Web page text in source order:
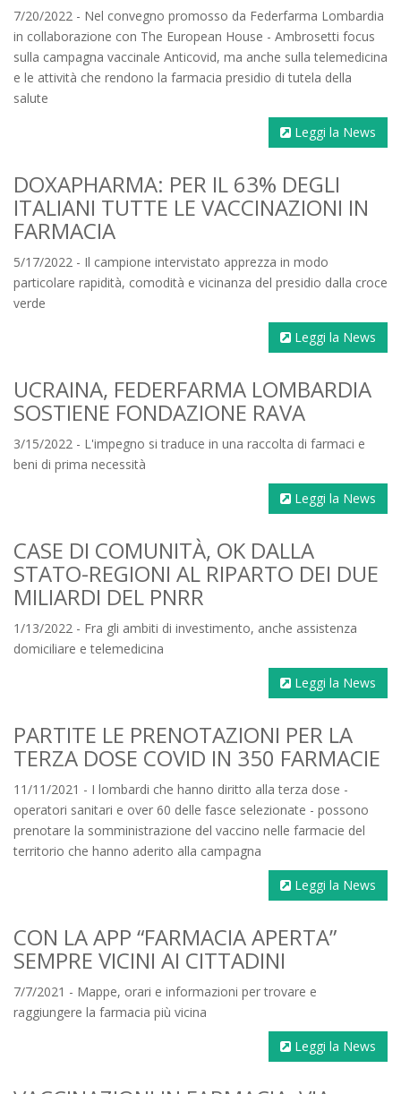
7/20/2022 - Nel convegno promosso da Federfarma Lombardia
in collaborazione con The European House - Ambrosetti focus
sulla campagna vaccinale Anticovid, ma anche sulla telemedicina
e le attività che rendono la farmacia presidio di tutela della
salute
Leggi la News
DOXAPHARMA: PER IL 63% DEGLI
ITALIANI TUTTE LE VACCINAZIONI IN
FARMACIA
5/17/2022 - Il campione intervistato apprezza in modo
particolare rapidità, comodità e vicinanza del presidio dalla croce
verde
Leggi la News
UCRAINA, FEDERFARMA LOMBARDIA
SOSTIENE FONDAZIONE RAVA
3/15/2022 - L'impegno si traduce in una raccolta di farmaci e
beni di prima necessità
Leggi la News
CASE DI COMUNITÀ, OK DALLA
STATO-REGIONI AL RIPARTO DEI DUE
MILIARDI DEL PNRR
1/13/2022 - Fra gli ambiti di investimento, anche assistenza
domiciliare e telemedicina
Leggi la News
PARTITE LE PRENOTAZIONI PER LA
TERZA DOSE COVID IN 350 FARMACIE
11/11/2021 - I lombardi che hanno diritto alla terza dose -
operatori sanitari e over 60 delle fasce selezionate - possono
prenotare la somministrazione del vaccino nelle farmacie del
territorio che hanno aderito alla campagna
Leggi la News
CON LA APP “FARMACIA APERTA”
SEMPRE VICINI AI CITTADINI
7/7/2021 - Mappe, orari e informazioni per trovare e
raggiungere la farmacia più vicina
Leggi la News